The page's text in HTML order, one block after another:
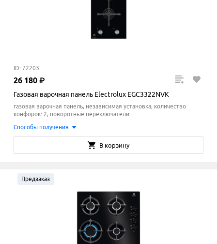
ID: 72203
26 180 ₽
Газовая варочная панель Electrolux EGC3322NVK
газовая варочная панель, независимая установка, количество
конфорок: 2, поворотные переключатели
Способы получения
В корзину
Предзаказ